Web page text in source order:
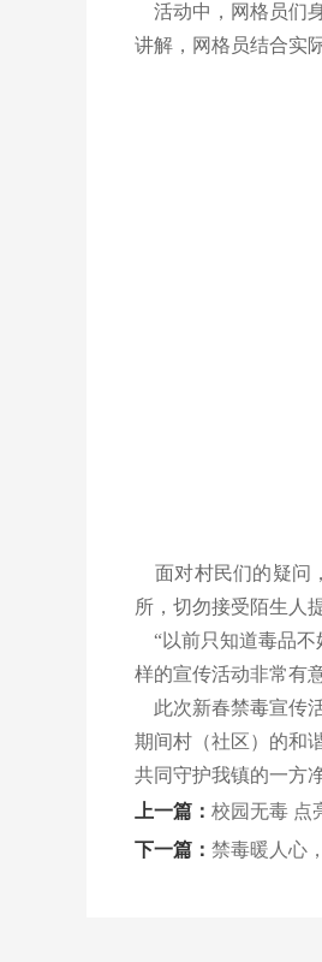
活动中，网格员们
讲解，网格员结合实
面对村民们的疑问
所，切勿接受陌生人
“以前只知道毒品不
样的宣传活动非常有
此次新春禁毒宣传
期间村（社区）的和
共同守护我镇的一方
上一篇： 校园无毒 点
下一篇： 禁毒暖人心